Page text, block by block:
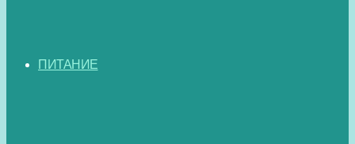
ПИТАНИЕ